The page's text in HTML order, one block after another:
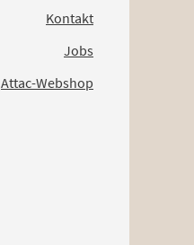
Kontakt
Jobs
Attac-Webshop